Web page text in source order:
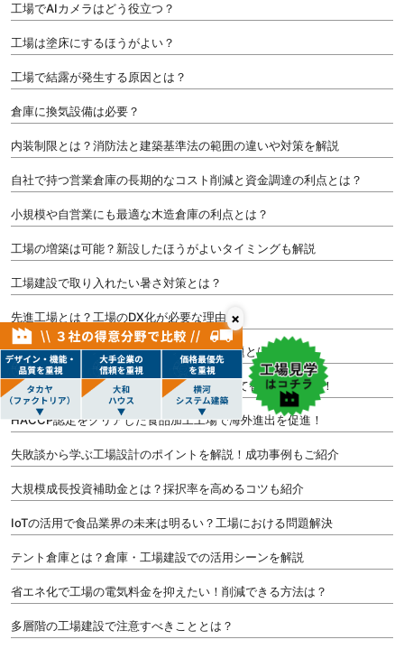
×
工場でAIカメラはどう役立つ？
工場は塗床にするほうがよい？
工場で結露が発生する原因とは？
倉庫に換気設備は必要？
内装制限とは？消防法と建築基準法の範囲の違いや対策を解説
自社で持つ営業倉庫の長期的なコスト削減と資金調達の利点とは？
小規模や自営業にも最適な木造倉庫の利点とは？
工場の増築は可能？新設したほうがよいタイミングも解説
工場建設で取り入れたい暑さ対策とは？
先進工場とは？工場のDX化が必要な理由
工場建設の国内回帰が増加？メリットや課題とは
【2024年版】老朽化した工場の 修理 vs 建て替え 徹底比較！
HACCP認定をクリアした食品加工工場で海外進出を促進！
失敗談から学ぶ工場設計のポイントを解説！成功事例もご紹介
大規模成長投資補助金とは？採択率を高めるコツも紹介
IoTの活用で食品業界の未来は明るい？工場における問題解決
テント倉庫とは？倉庫・工場建設での活用シーンを解説
省エネ化で工場の電気料金を抑えたい！削減できる方法は？
多層階の工場建設で注意すべきこととは？